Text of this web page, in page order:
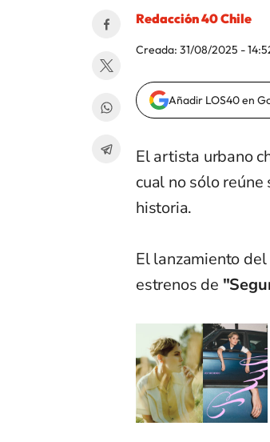
Redacción 40 Chile
Creada: 31/08/2025 -
Añadir LOS40 en
El artista urbano
cual no sólo
historia.
El lanzamiento
estrenos de